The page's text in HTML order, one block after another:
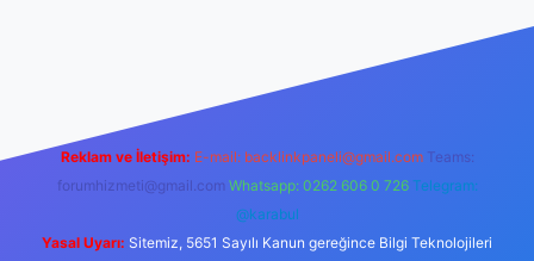
Betexper giriş adresi
Reklam ve İletişim: E-mail: backlinkpaneli@gmail.com Teams:
forumhizmeti@gmail.com Whatsapp: 0262 606 0 726 Telegram:
@karabul
Yasal Uyarı: Sitemiz, 5651 Sayılı Kanun gereğince Bilgi Teknolojileri